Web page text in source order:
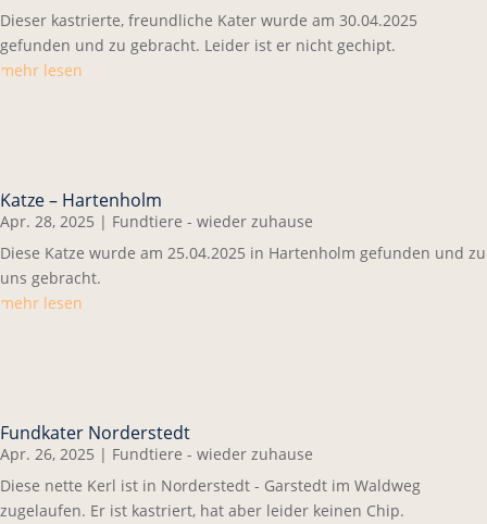
Dieser kastrierte, freundliche Kater wurde am 30.04.2025
gefunden und zu gebracht. Leider ist er nicht gechipt.
mehr lesen
Katze – Hartenholm
Apr. 28, 2025 | Fundtiere - wieder zuhause
Diese Katze wurde am 25.04.2025 in Hartenholm gefunden und zu
uns gebracht.
mehr lesen
Fundkater Norderstedt
Apr. 26, 2025 | Fundtiere - wieder zuhause
Diese nette Kerl ist in Norderstedt - Garstedt im Waldweg
zugelaufen. Er ist kastriert, hat aber leider keinen Chip.